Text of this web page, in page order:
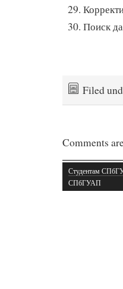
Поиск
Filed
Comments
Студентам
СПбГУАП